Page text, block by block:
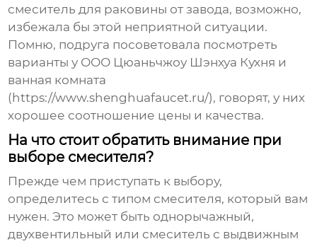
смеситель для раковины от завода, возможно,
избежала бы этой неприятной ситуации.
Помню, подруга посоветовала посмотреть
варианты у ООО Цюаньчжоу Шэнхуа Кухня и
ванная комната
(https://www.shenghuafaucet.ru/), говорят, у них
хорошее соотношение цены и качества.
На что стоит обратить внимание при
выборе смесителя?
Прежде чем приступать к выбору,
определитесь с типом смесителя, который вам
нужен. Это может быть однорычажный,
двухвентильный или смеситель с выдвижным